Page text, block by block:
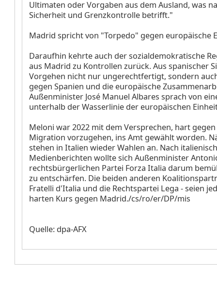
Ultimaten oder Vorgaben aus dem Ausland, was
Sicherheit und Grenzkontrolle betrifft."
Madrid spricht von "Torpedo" gegen europäische
Daraufhin kehrte auch der sozialdemokratische
aus Madrid zu Kontrollen zurück. Aus spanischer
Vorgehen nicht nur ungerechtfertigt, sondern
gegen Spanien und die europäische
Außenminister José Manuel Albares sprach von
unterhalb der Wasserlinie der europäischen
Meloni war 2022 mit dem Versprechen, hart
Migration vorzugehen, ins Amt gewählt worden.
stehen in Italien wieder Wahlen an. Nach
Medienberichten wollte sich Außenminister
rechtsbürgerlichen Partei Forza Italia darum
zu entschärfen. Die beiden anderen
Fratelli d'Italia und die Rechtspartei Lega - seien
harten Kurs gegen Madrid./cs/ro/er/DP/mis
Quelle: dpa-AFX